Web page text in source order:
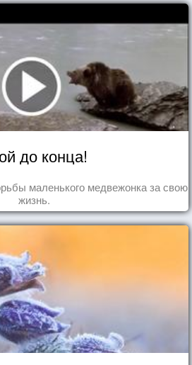
до конца!
маленького медвежонка за свою
жизнь.